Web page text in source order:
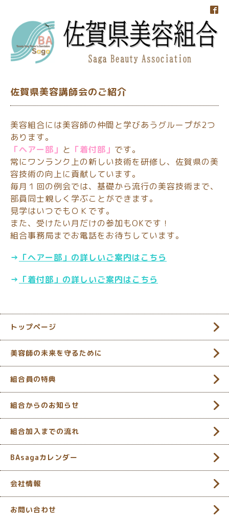
佐賀県美容講師会のご紹介
美容組合には美容師の仲間と学びあうグループが2つ
あります。
「ヘアー部」 と 「着付部」 です。
常にワンランク上の新しい技術を研修し、佐賀県の美
容技術の向上に貢献しています。
毎月１回の例会では、基礎から流行の美容技術まで、
部員同士親しく学ぶことができます。
見学はいつでもＯＫです。
また、受けたい月だけの参加もOKです！
組合事務局までお電話をお待ちしています。
→ 「ヘアー部」の詳しいご案内はこちら
→ 「着付部」の詳しいご案内はこちら
トップページ
美容師の未来を守るために
組合員の特典
組合からのお知らせ
組合加入までの流れ
BAsagaカレンダー
会社情報
お問い合わせ